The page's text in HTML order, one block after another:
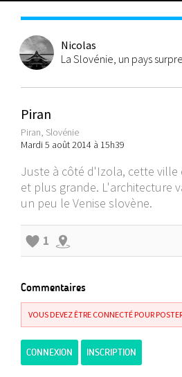
Nicolas
La Slovénie, un pays
Piran
Piran, Slovénie
Mardi 5 août 2014 à 15h39
Juste à côté d'Izola, cette ville
et plus grande. L'architecture
un peu le Venise slovène.
1
Commentaires
VOUS DEVEZ ÊTRE CONNECTÉ POUR
CONNEXION INSCRIPTION